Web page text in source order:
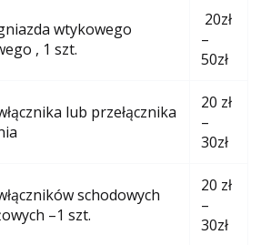
wtykowego
, 1 szt.
20zł
–
50zł
lub przełącznika
20 zł
–
30zł
schodowych
–1 szt.
20 zł
–
30zł